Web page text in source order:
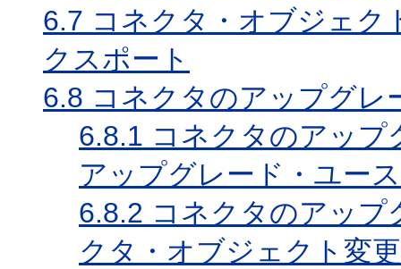
6.7 コネクタ・オブジェク
クスポート
6.8 コネクタのアップグレ
6.8.1 コネクタのアップ
アップグレード・ユー
6.8.2 コネクタのアップ
クタ・オブジェクト変更